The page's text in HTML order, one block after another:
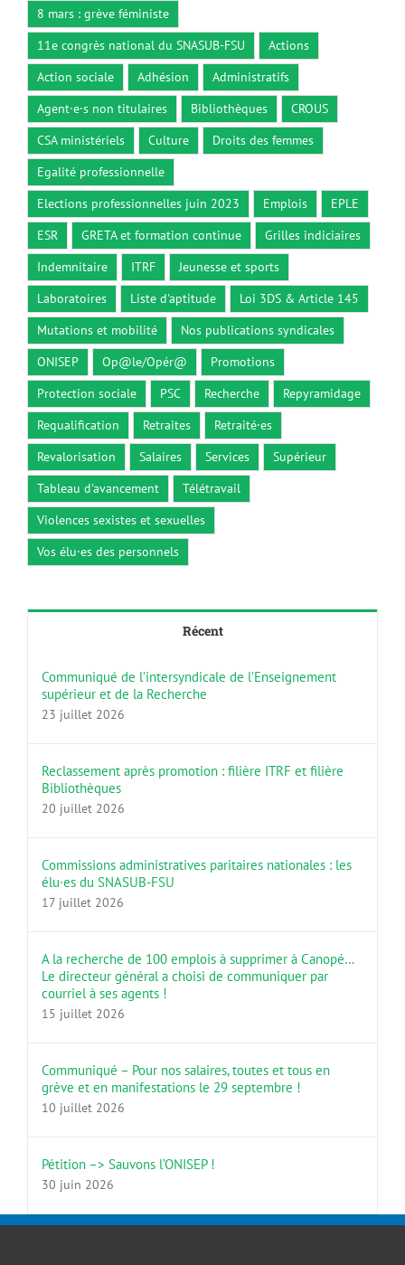
8 mars : grève féministe
11e congrès national du SNASUB-FSU
Actions
Action sociale
Adhésion
Administratifs
Agent·e·s non titulaires
Bibliothèques
CROUS
CSA ministériels
Culture
Droits des femmes
Egalité professionnelle
Elections professionnelles juin 2023
Emplois
EPLE
ESR
GRETA et formation continue
Grilles indiciaires
Indemnitaire
ITRF
Jeunesse et sports
Laboratoires
Liste d'aptitude
Loi 3DS & Article 145
Mutations et mobilité
Nos publications syndicales
ONISEP
Op@le/Opér@
Promotions
Protection sociale
PSC Recherche
Repyramidage
Requalification
Retraites
Retraité·es
Revalorisation
Salaires Services
Supérieur
Tableau d'avancement
Télétravail
Violences sexistes et sexuelles
Vos élu·es des personnels
Récent
Communiqué de l’intersyndicale de l’Enseignement
supérieur et de la Recherche
23 juillet 2026
Reclassement après promotion : filière ITRF et filière
Bibliothèques
20 juillet 2026
Commissions administratives paritaires nationales : les
élu·es du SNASUB-FSU
17 juillet 2026
A la recherche de 100 emplois à supprimer à Canopé…
Le directeur général a choisi de communiquer par
courriel à ses agents !
15 juillet 2026
Communiqué – Pour nos salaires, toutes et tous en
grève et en manifestations le 29 septembre !
10 juillet 2026
Pétition –> Sauvons l’ONISEP !
30 juin 2026